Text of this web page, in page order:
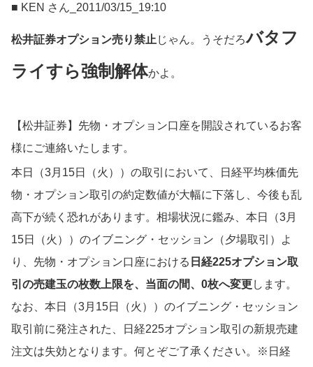
■ KEN さん_2011/03/15_19:10
松井証券オプション売り禁止 じゃん。うそだろバタフ
ライすら強制解体かよ。
【松井証券】先物・オプション口座を開設されているお客
様にご連絡いたします。
本日（3月15日（火））の取引において、日経平均株価先
物・オプション取引の約定数値が大幅に下落し、今後も乱
高下が続く恐れがあります。相場状況に鑑み、本日（3月
15日（火））のイブニング・セッション（夕場取引）よ
り、先物・オプション口座における 日経225オプション取
引の売建玉の枚数上限を、当面の間、0枚へ変更します。
なお、本日（3月15日（火））のイブニング・セッション
取引前に発注された、日経225オプション取引の新規売建
注文は失効となります。何とぞご了承ください。※日経